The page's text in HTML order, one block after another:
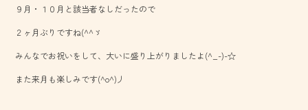
b
o
ok
９月・１０月と該当者なしだったので
２ヶ月ぶりですね(^^ゞ
みんなでお祝いをして、大いに盛り上がりましたよ(^_-)-☆
また来月も楽しみです(^o^)丿